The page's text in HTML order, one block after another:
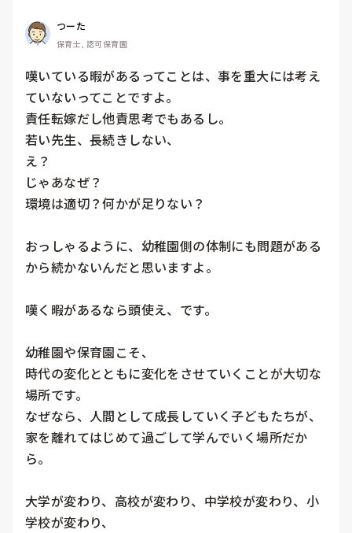
つーた
保育士, 認可保育園
嘆いている暇があるってことは、事を重大には考え
ていないってことですよ。
責任転嫁だし他責思考でもあるし。
若い先生、長続きしない、
え？
じゃあなぜ？
環境は適切？何かが足りない？
おっしゃるように、幼稚園側の体制にも問題がある
から続かないんだと思いますよ。
嘆く暇があるなら頭使え、です。
幼稚園や保育園こそ、
時代の変化とともに変化をさせていくことが大切な
場所です。
なぜなら、人間として成長していく子どもたちが、
家を離れてはじめて過ごして学んでいく場所だか
ら。
大学が変わり、高校が変わり、中学校が変わり、小
学校が変わり、